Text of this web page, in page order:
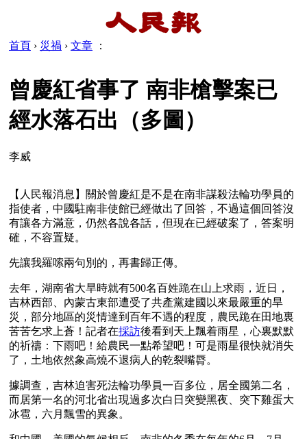
首頁 › 災禍 › 文章 ：
曾慶紅省事了 南非槍擊案已
經水落石出（多圖）
李威
【人民報消息】關於曾慶紅是不是在南非謀殺法輪功學員的
指使者，中國駐南非使館已經做出了回答，不過這個回答沒
有讓各方滿意，仍然各說各話，但現在已經破案了，答案明
確，不容置疑。
先讓我羅嗦兩句別的，再書歸正傳。
去年，湖南省大旱時就有500名百姓跪在山上求雨，近日，
吉林西部、內蒙古東部遭受了共產黨建國以來最嚴重的旱
災，部分地區的災情達到百年不遇的程度，農民跪在田地裏
苦苦乞求上蒼！記者在採訪後看到天上飄着雨星，心裏默默
的祈禱：下雨吧！給農民一點希望吧！可是雨星很快就消失
了，土地依然象高燒不退病人的乾裂嘴脣。
據調查，吉林迫害死法輪功學員一百多位，居全國第二名，
而居第一名的河北省出現過多次白日突變黑夜、突下雞蛋大
冰雹，六月飄雪的異象。